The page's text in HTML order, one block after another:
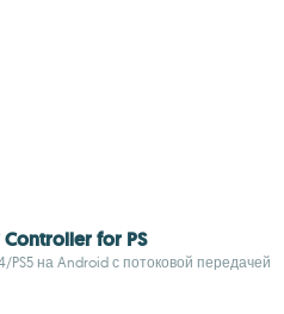
Controller for PS
PS5 на Android с потоковой передачей